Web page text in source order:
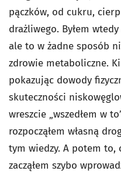
pączków, od cukru,
drażliwego. Byłem
ale to w żadne sposób
zdrowie metaboliczne.
pokazując dowody
skuteczności
wreszcie „wszedłem w
rozpocząłem własną
tym wiedzy. A potem to,
zacząłem szybo